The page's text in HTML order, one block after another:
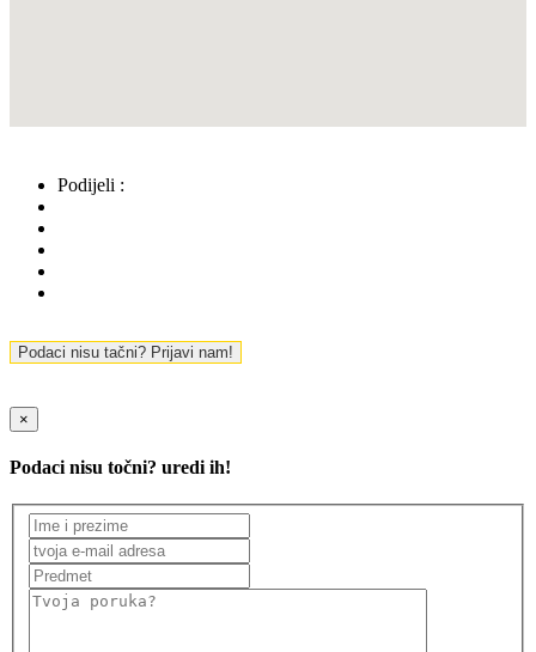
Podijeli :
Podaci nisu tačni? Prijavi nam!
×
Podaci nisu točni? uredi ih!